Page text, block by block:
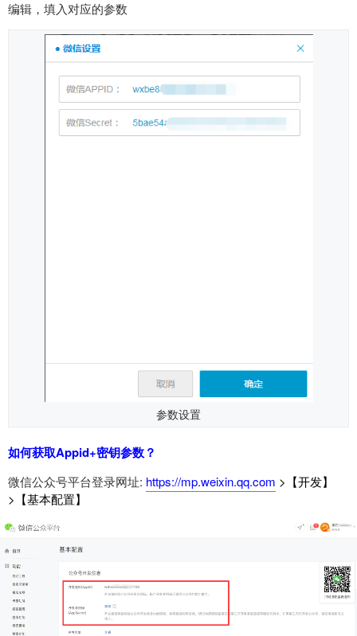
编辑，填入对应的参数
参数设置
如何获取Appid+密钥参数？
微信公众号平台登录网址: https://mp.weixin.qq.com >【开发】
>【基本配置】